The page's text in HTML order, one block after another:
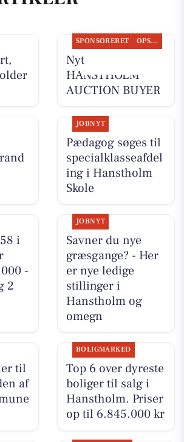
SPONSORERET OPSLAGSTAVLEN
Nyt fra
HANSTHOLM
AUCTION BUYER
JOBNYT
Pædagog søges til
specialklasseafdel
ing i Hanstholm
Skole
i
-
2
JOBNYT
Savner du nye
græsgange? - Her
er nye ledige
stillinger i
Hanstholm og
omegn
til
af
BOLIGMARKED
Top 6 over dyreste
boliger til salg i
Hanstholm. Priser
op til 6.845.000 kr